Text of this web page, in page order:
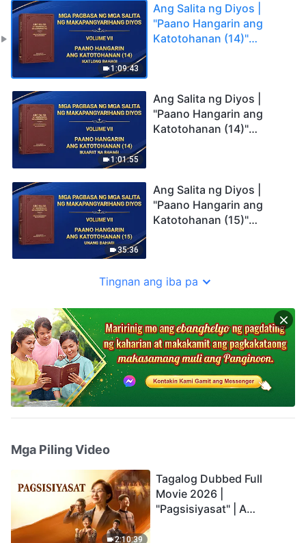
1:09:43
Ang Salita ng Diyos |
"Paano Hangarin ang
Katotohanan (14)"
1:01:55
Ang Salita ng Diyos |
"Paano Hangarin ang
Katotohanan (14)"
35:36
Ang Salita ng Diyos |
"Paano Hangarin ang
Katotohanan (15)"
Tingnan ang iba pa
Mga Piling Video
2:10:39
Tagalog Dubbed Full
Movie 2026 |
"Pagsisiyasat" | A